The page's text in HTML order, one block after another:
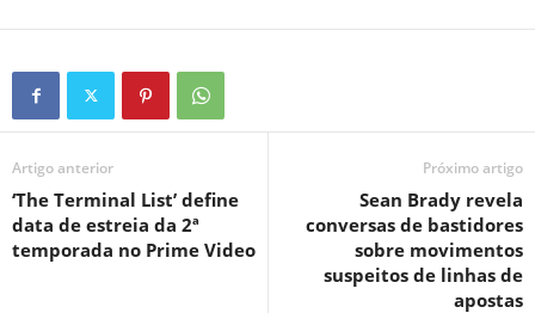
Artigo anterior
‘The Terminal List’ define
data de estreia da 2ª
temporada no Prime Video
Próximo artigo
Sean Brady revela
conversas de bastidores
sobre movimentos
suspeitos de linhas de
apostas